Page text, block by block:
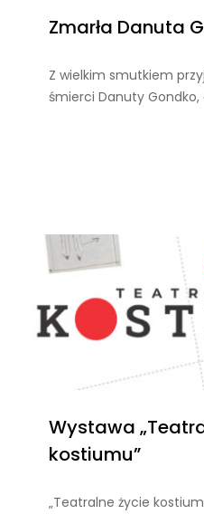
Zmarła Danuta
Z wielkim smutkiem
śmierci Danuty Gondko,
Wystawa
kostiumu”
„Teatralne życie